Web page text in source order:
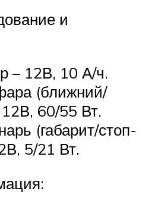
и
– 12В, 10 А/ч.
(ближний/
60/55 Вт.
(габарит/стоп-
5/21 Вт.